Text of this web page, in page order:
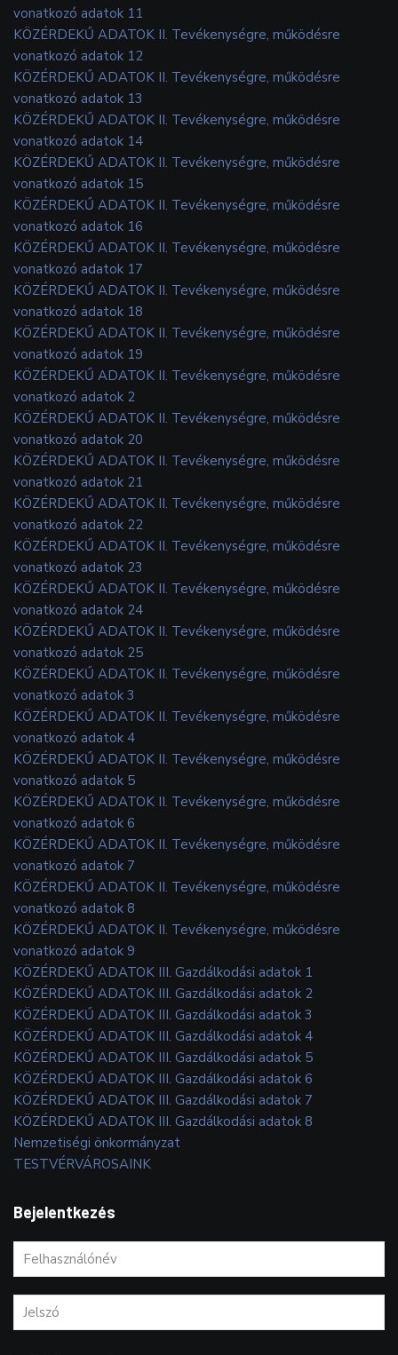
vonatkozó adatok 11
KÖZÉRDEKŰ ADATOK II. Tevékenységre, működésre
vonatkozó adatok 12
KÖZÉRDEKŰ ADATOK II. Tevékenységre, működésre
vonatkozó adatok 13
KÖZÉRDEKŰ ADATOK II. Tevékenységre, működésre
vonatkozó adatok 14
KÖZÉRDEKŰ ADATOK II. Tevékenységre, működésre
vonatkozó adatok 15
KÖZÉRDEKŰ ADATOK II. Tevékenységre, működésre
vonatkozó adatok 16
KÖZÉRDEKŰ ADATOK II. Tevékenységre, működésre
vonatkozó adatok 17
KÖZÉRDEKŰ ADATOK II. Tevékenységre, működésre
vonatkozó adatok 18
KÖZÉRDEKŰ ADATOK II. Tevékenységre, működésre
vonatkozó adatok 19
KÖZÉRDEKŰ ADATOK II. Tevékenységre, működésre
vonatkozó adatok 2
KÖZÉRDEKŰ ADATOK II. Tevékenységre, működésre
vonatkozó adatok 20
KÖZÉRDEKŰ ADATOK II. Tevékenységre, működésre
vonatkozó adatok 21
KÖZÉRDEKŰ ADATOK II. Tevékenységre, működésre
vonatkozó adatok 22
KÖZÉRDEKŰ ADATOK II. Tevékenységre, működésre
vonatkozó adatok 23
KÖZÉRDEKŰ ADATOK II. Tevékenységre, működésre
vonatkozó adatok 24
KÖZÉRDEKŰ ADATOK II. Tevékenységre, működésre
vonatkozó adatok 25
KÖZÉRDEKŰ ADATOK II. Tevékenységre, működésre
vonatkozó adatok 3
KÖZÉRDEKŰ ADATOK II. Tevékenységre, működésre
vonatkozó adatok 4
KÖZÉRDEKŰ ADATOK II. Tevékenységre, működésre
vonatkozó adatok 5
KÖZÉRDEKŰ ADATOK II. Tevékenységre, működésre
vonatkozó adatok 6
KÖZÉRDEKŰ ADATOK II. Tevékenységre, működésre
vonatkozó adatok 7
KÖZÉRDEKŰ ADATOK II. Tevékenységre, működésre
vonatkozó adatok 8
KÖZÉRDEKŰ ADATOK II. Tevékenységre, működésre
vonatkozó adatok 9
KÖZÉRDEKŰ ADATOK III. Gazdálkodási adatok 1
KÖZÉRDEKŰ ADATOK III. Gazdálkodási adatok 2
KÖZÉRDEKŰ ADATOK III. Gazdálkodási adatok 3
KÖZÉRDEKŰ ADATOK III. Gazdálkodási adatok 4
KÖZÉRDEKŰ ADATOK III. Gazdálkodási adatok 5
KÖZÉRDEKŰ ADATOK III. Gazdálkodási adatok 6
KÖZÉRDEKŰ ADATOK III. Gazdálkodási adatok 7
KÖZÉRDEKŰ ADATOK III. Gazdálkodási adatok 8
Nemzetiségi önkormányzat
TESTVÉRVÁROSAINK
Bejelentkezés